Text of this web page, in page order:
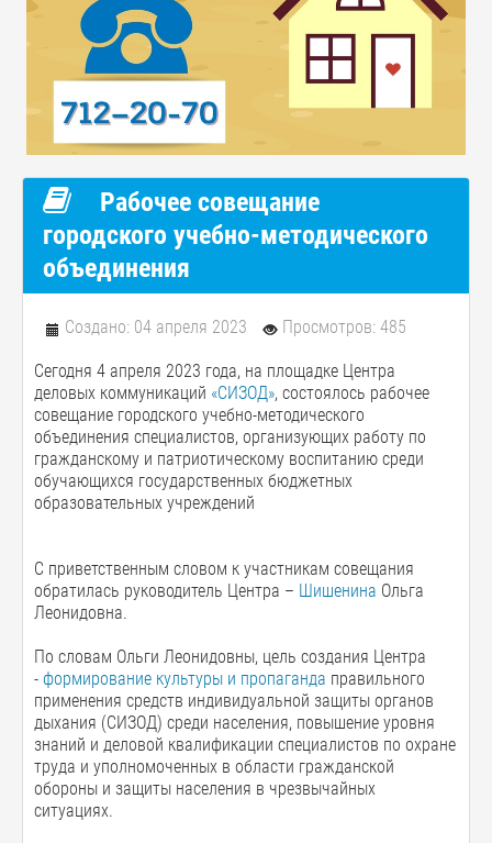
Рабочее совещание
городского учебно-методического
объединения
Создано: 04 апреля 2023 Просмотров: 485
Сегодня 4 апреля 2023 года, на площадке Центра
деловых коммуникаций «СИЗОД», состоялось рабочее
совещание городского учебно-методического
объединения специалистов, организующих работу по
гражданскому и патриотическому воспитанию среди
обучающихся государственных бюджетных
образовательных учреждений
С приветственным словом к участникам совещания
обратилась руководитель Центра – Шишенина Ольга
Леонидовна.
По словам Ольги Леонидовны, цель создания Центра
- формирование культуры и пропаганда правильного
применения средств индивидуальной защиты органов
дыхания (СИЗОД) среди населения, повышение уровня
знаний и деловой квалификации специалистов по охране
труда и уполномоченных в области гражданской
обороны и защиты населения в чрезвычайных
ситуациях.